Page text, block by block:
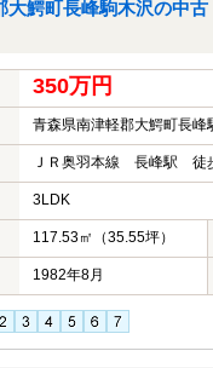
鰐町長峰駒木沢の中古
350万円
青森県南津軽郡大鰐町長峰
ＪＲ奥羽本線 長峰駅 徒
3LDK
117.53㎡（35.55坪）
1982年8月